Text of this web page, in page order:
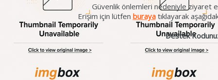
Güvenlik önlemleri nedeniyle ziyaret
Erişim için lütfen burayatıklayarak
Destek